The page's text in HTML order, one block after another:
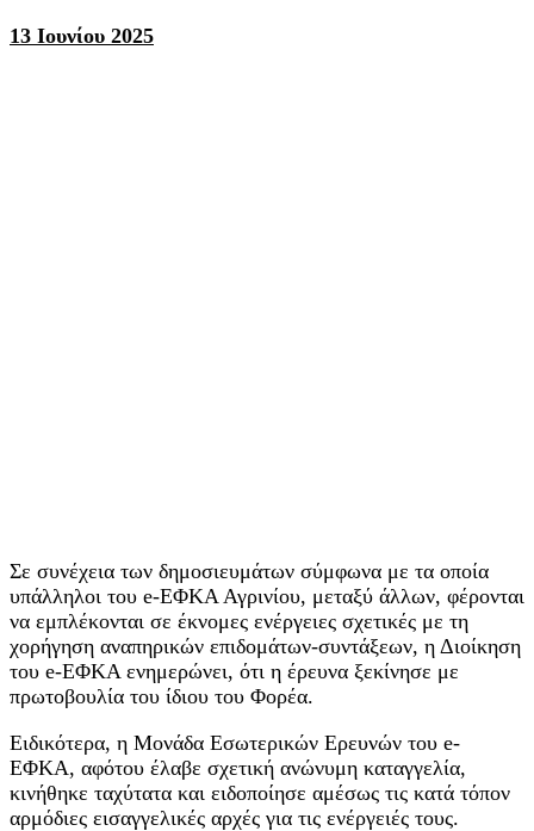
13 Ιουνίου 2025
Σε συνέχεια των δημοσιευμάτων σύμφωνα με τα οποία
υπάλληλοι του e-ΕΦΚΑ Αγρινίου, μεταξύ άλλων, φέρονται
να εμπλέκονται σε έκνομες ενέργειες σχετικές με τη
χορήγηση αναπηρικών επιδομάτων-συντάξεων, η Διοίκηση
του e-ΕΦΚΑ ενημερώνει, ότι η έρευνα ξεκίνησε με
πρωτοβουλία του ίδιου του Φορέα.
Ειδικότερα, η Μονάδα Εσωτερικών Ερευνών του e-
ΕΦΚΑ, αφότου έλαβε σχετική ανώνυμη καταγγελία,
κινήθηκε ταχύτατα και ειδοποίησε αμέσως τις κατά τόπον
αρμόδιες εισαγγελικές αρχές για τις ενέργειές τους.